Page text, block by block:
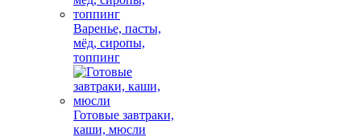
Варенье, пасты,
мёд, сиропы,
топпинг
Готовые завтраки,
каши, мюсли